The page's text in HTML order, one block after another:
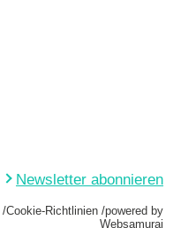
Newsletter abonnieren
Cookie-Richtlinien powered by
Websamurai